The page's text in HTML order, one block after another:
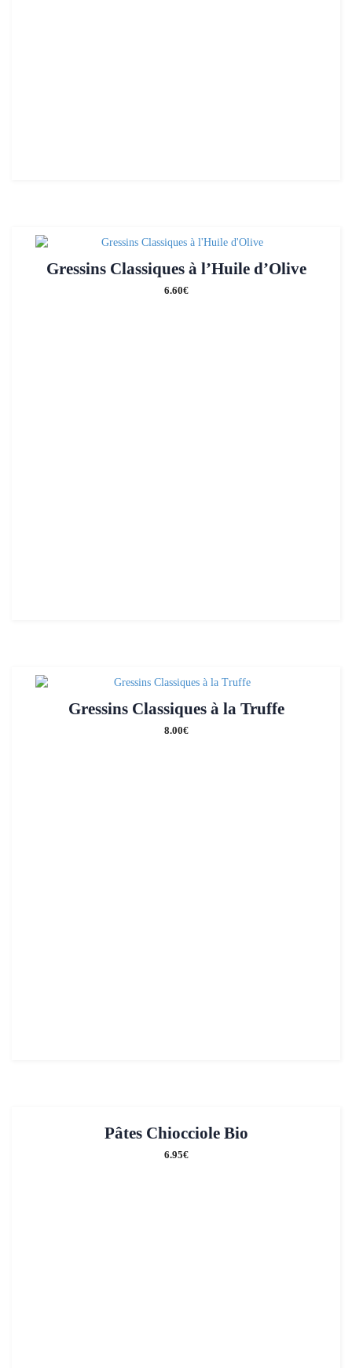
Gressins Classiques à l’Huile d’Olive
6.60€
Gressins Classiques à la Truffe
8.00€
Pâtes Chiocciole Bio
6.95€